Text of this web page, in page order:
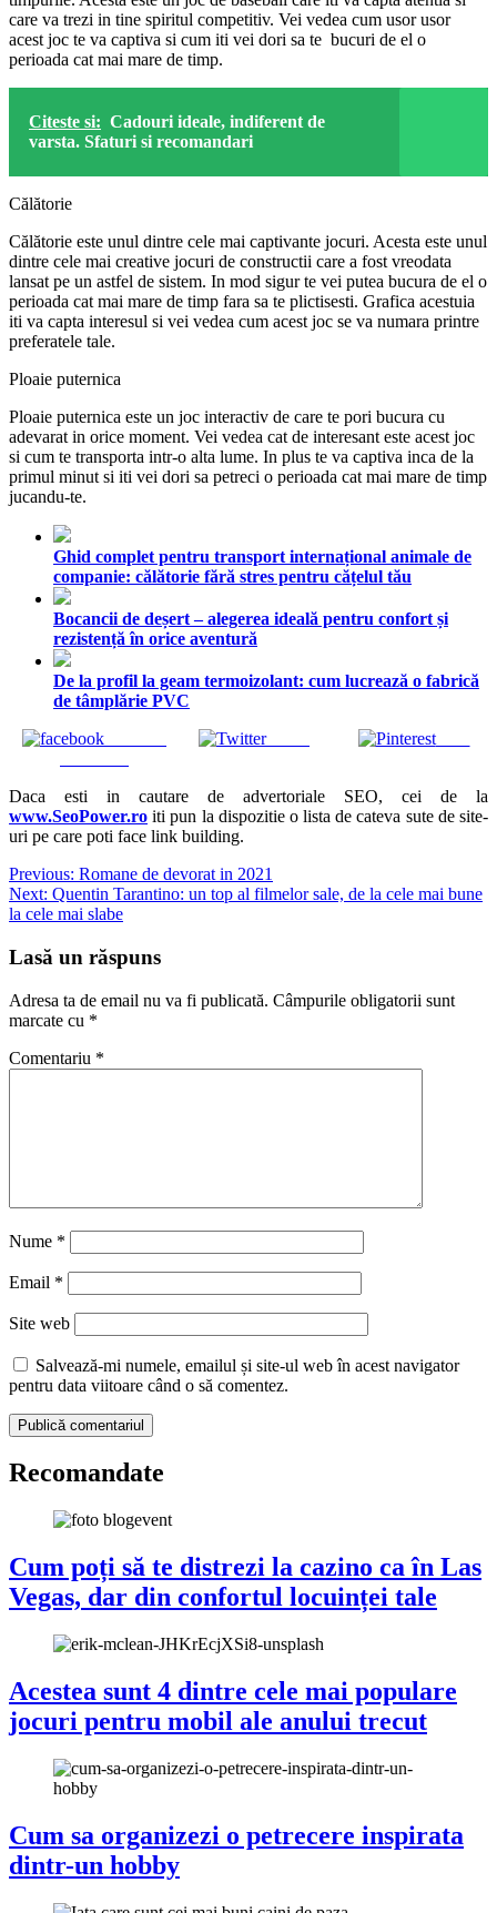
care va trezi in tine spiritul competitiv. Vei vedea cum usor usor
acest joc te va captiva si cum iti vei dori sa te bucuri de el o
perioada cat mai mare de timp.
Citeste si: Cadouri ideale, indiferent de
varsta. Sfaturi si recomandari
Călătorie
Călătorie este unul dintre cele mai captivante jocuri. Acesta este unul
dintre cele mai creative jocuri de constructii care a fost vreodata
lansat pe un astfel de sistem. In mod sigur te vei putea bucura de el o
perioada cat mai mare de timp fara sa te plictisesti. Grafica acestuia
iti va capta interesul si vei vedea cum acest joc se va numara printre
preferatele tale.
Ploaie puternica
Ploaie puternica este un joc interactiv de care te pori bucura cu
adevarat in orice moment. Vei vedea cat de interesant este acest joc
si cum te transporta intr-o alta lume. In plus te va captiva inca de la
primul minut si iti vei dori sa petreci o perioada cat mai mare de timp
jucandu-te.
Ghid complet pentru transport internațional animale de
companie: călătorie fără stres pentru cățelul tău
Bocancii de deșert – alegerea ideală pentru confort și
rezistență în orice aventură
De la profil la geam termoizolant: cum lucrează o fabrică
de tâmplărie PVC
Tweet Save
Daca esti in cautare de advertoriale SEO, cei de la
www.SeoPower.ro iti pun la dispozitie o lista de cateva sute de site-
uri pe care poti face link building.
Navigare
în
Previous: Romane de devorat in 2021
Next: Quentin Tarantino: un top al filmelor sale, de la cele mai bune
la cele mai slabe
Lasă un răspuns
Adresa ta de email nu va fi publicată. Câmpurile obligatorii sunt
marcate cu *
Comentariu *
Nume *
Email *
Site web
Salvează-mi numele, emailul și site-ul web în acest navigator
pentru data viitoare când o să comentez.
Recomandate
Cum poți să te distrezi la cazino ca în Las
Vegas, dar din confortul locuinței tale
Acestea sunt 4 dintre cele mai populare
jocuri pentru mobil ale anului trecut
Cum sa organizezi o petrecere inspirata
dintr-un hobby